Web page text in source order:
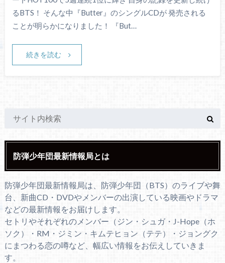
るBTS！ そんな中『Butter』のシングルCDが 発売される
ことが明らかになりました！ 『But…
続きを読む
防弾少年団最新情報局とは
防弾少年団最新情報局は、防弾少年団（BTS）のライブや舞
台、新曲CD・DVDやメンバーの出演している映画やドラマ
などの最新情報をお届けします。
セトリやそれぞれのメンバー（ジン・シュガ・J-Hope（ホ
ソク）・RM・ジミン・キムテヒョン（テテ）・ジョングク
にまつわる恋の噂など、幅広い情報をお伝えしていきま
す。